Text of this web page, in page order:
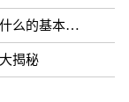
详情介绍）
揭秘